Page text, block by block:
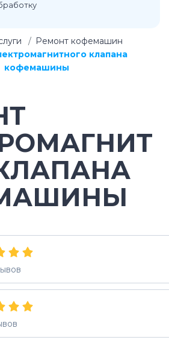
Ремонт кофемашин
клапана
кофемашины